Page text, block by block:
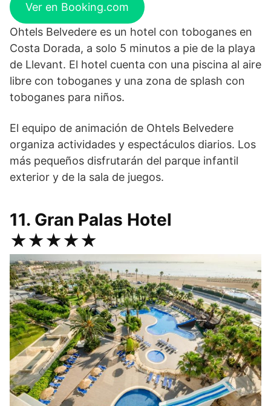
Ver en Booking.com
Ohtels Belvedere es un hotel con toboganes en
Costa Dorada, a solo 5 minutos a pie de la playa
de Llevant. El hotel cuenta con una piscina al aire
libre con toboganes y una zona de splash con
toboganes para niños.
El equipo de animación de Ohtels Belvedere
organiza actividades y espectáculos diarios. Los
más pequeños disfrutarán del parque infantil
exterior y de la sala de juegos.
11. Gran Palas Hotel
★★★★★